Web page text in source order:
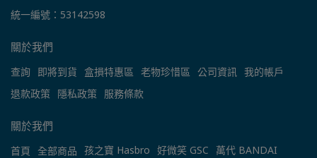
統一編號：53142598
關於我們
查詢 即將到貨 盒損特惠區 老物珍惜區 公司資訊 我的帳戶
退款政策 隱私政策 服務條款
關於我們
首頁 全部商品 孩之寶 Hasbro 好微笑 GSC
萬代 BANDAI